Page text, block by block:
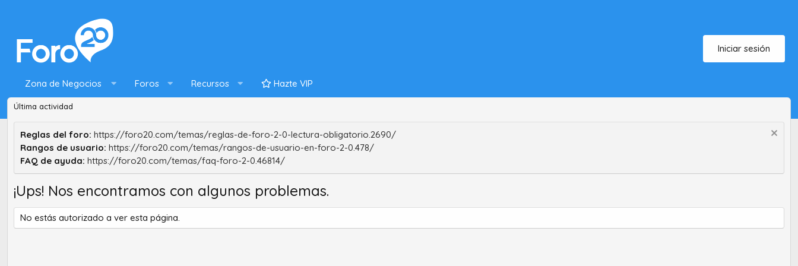
Iniciar sesión
Zona de Negocios Foros Recursos Hazte VIP
Última actividad
Reglas del foro: https://foro20.com/temas/reglas-de-foro-2-0-lectura-obligatorio.2690/
Rangos de usuario: https://foro20.com/temas/rangos-de-usuario-en-foro-2-0.478/
FAQ de ayuda: https://foro20.com/temas/faq-foro-2-0.46814/
¡Ups! Nos encontramos con algunos problemas.
No estás autorizado a ver esta página.